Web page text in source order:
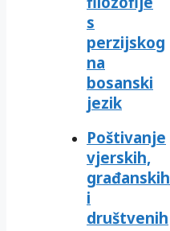
s
perzijskog
na
bosanski
jezik
Poštivanje
vjerskih,
građanskih
i
društvenih